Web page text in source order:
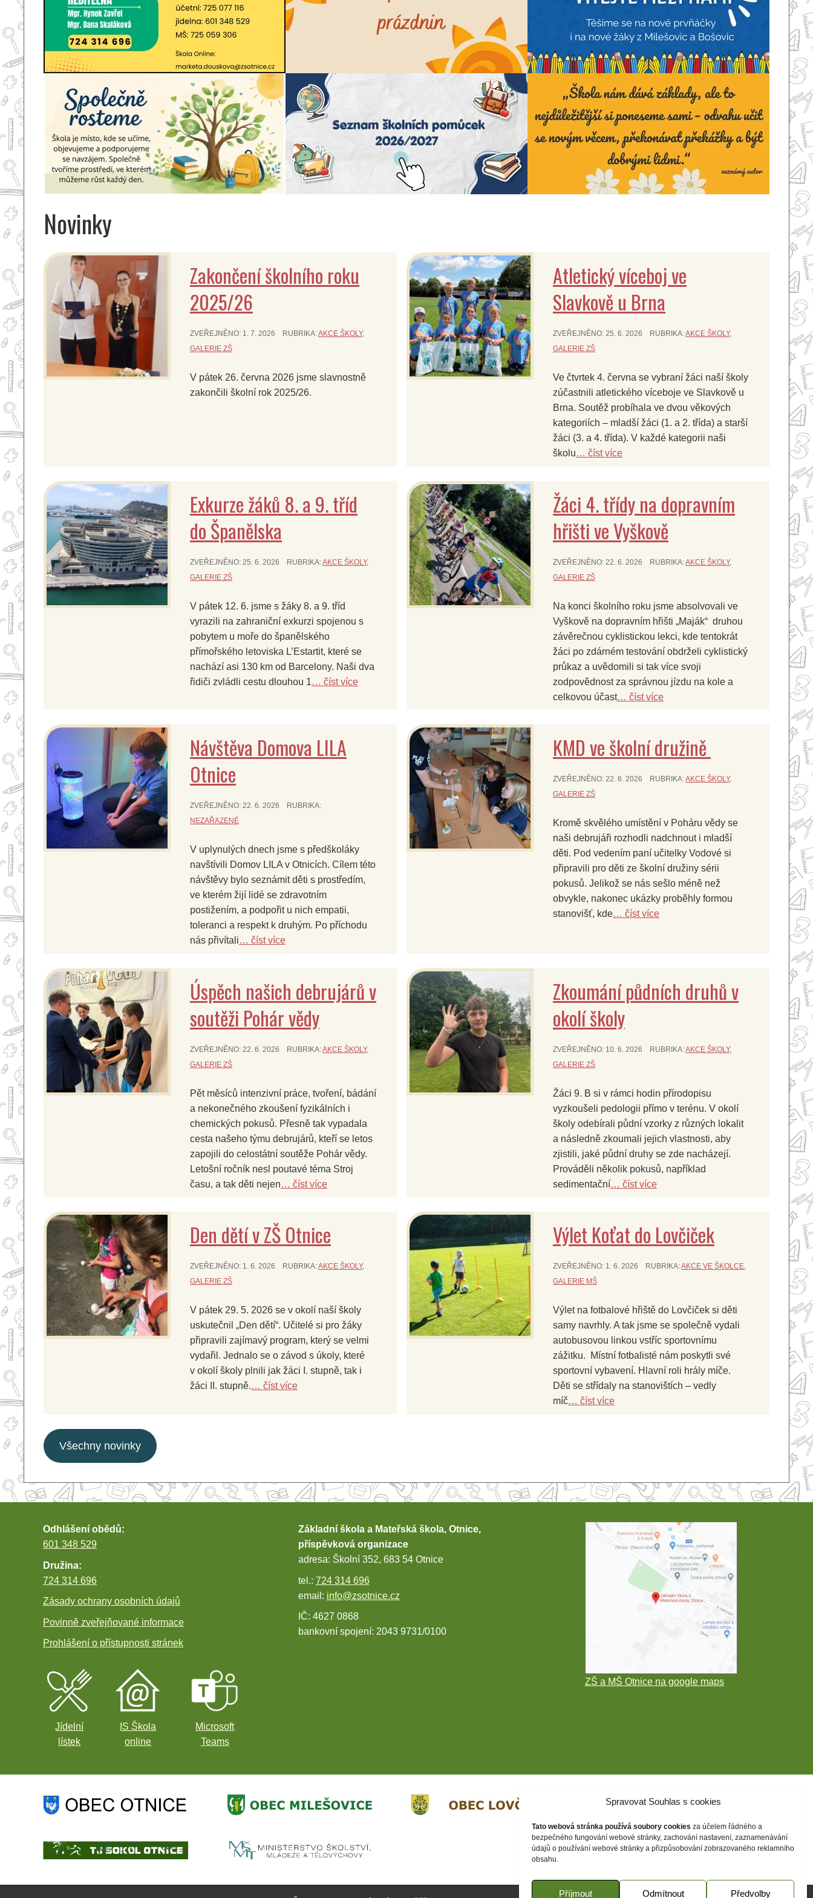
Spravovat Souhlas s cookies
Tato webová stránka používá soubory cookies za účelem řádného a
bezpečného fungování webové stránky, zachování nastavení, zaznamenávání
údajů o používání webové stránky a přizpůsobování zobrazovaného reklamního
obsahu.
Příjmout Odmítnout Předvolby
Novinky
Zakončení školního roku
2025/26
ZVEŘEJNĚNO: 1. 7. 2026 RUBRIKA:AKCE ŠKOLY,
GALERIE ZŠ
V pátek 26. června 2026 jsme slavnostně
zakončili školní rok 2025/26.
Atletický víceboj ve
Slavkově u Brna
ZVEŘEJNĚNO: 25. 6. 2026 RUBRIKA:AKCE ŠKOLY,
GALERIE ZŠ
Ve čtvrtek 4. června se vybraní žáci naší školy
zúčastnili atletického víceboje ve Slavkově u
Brna. Soutěž probíhala ve dvou věkových
kategoriích – mladší žáci (1. a 2. třída) a starší
žáci (3. a 4. třída). V každé kategorii naši
školu… číst více
Exkurze žáků 8. a 9. tříd
do Španělska
ZVEŘEJNĚNO: 25. 6. 2026 RUBRIKA:AKCE ŠKOLY,
GALERIE ZŠ
V pátek 12. 6. jsme s žáky 8. a 9. tříd
vyrazili na zahraniční exkurzi spojenou s
pobytem u moře do španělského
přímořského letoviska L’Estartit, které se
nachází asi 130 km od Barcelony. Naši dva
řidiči zvládli cestu dlouhou 1… číst více
Žáci 4. třídy na dopravním
hřišti ve Vyškově
ZVEŘEJNĚNO: 22. 6. 2026 RUBRIKA:AKCE ŠKOLY,
GALERIE ZŠ
Na konci školního roku jsme absolvovali ve
Vyškově na dopravním hřišti „Maják“ druhou
závěrečnou cyklistickou lekci, kde tentokrát
žáci po zdárném testování obdrželi cyklistický
průkaz a uvědomili si tak více svoji
zodpovědnost za správnou jízdu na kole a
celkovou účast… číst více
Návštěva Domova LILA
Otnice
ZVEŘEJNĚNO: 22. 6. 2026
RUBRIKA:
NEZAŘAZENÉ
V uplynulých dnech jsme s předškoláky
navštívili Domov LILA v Otnicích. Cílem této
návštěvy bylo seznámit děti s prostředím,
ve kterém žijí lidé se zdravotním
postižením, a podpořit u nich empatii,
toleranci a respekt k druhým. Po příchodu
nás přivítali… číst více
KMD ve školní družině
ZVEŘEJNĚNO: 22. 6. 2026 RUBRIKA:AKCE ŠKOLY,
GALERIE ZŠ
Kromě skvělého umístění v Poháru vědy se
naši debrujáři rozhodli nadchnout i mladší
děti. Pod vedením paní učitelky Vodové si
připravili pro děti ze školní družiny sérii
pokusů. Jelikož se nás sešlo méně než
obvykle, nakonec ukázky proběhly formou
stanovišť, kde… číst více
Úspěch našich debrujárů v
soutěži Pohár vědy
ZVEŘEJNĚNO: 22. 6. 2026 RUBRIKA:AKCE ŠKOLY,
GALERIE ZŠ
Pět měsíců intenzivní práce, tvoření, bádání
a nekonečného zkoušení fyzikálních i
chemických pokusů. Přesně tak vypadala
cesta našeho týmu debrujárů, kteří se letos
zapojili do celostátní soutěže Pohár vědy.
Letošní ročník nesl poutavé téma Stroj
času, a tak děti nejen… číst více
Zkoumání půdních druhů v
okolí školy
ZVEŘEJNĚNO: 10. 6. 2026 RUBRIKA:AKCE ŠKOLY,
GALERIE ZŠ
Žáci 9. B si v rámci hodin přírodopisu
vyzkoušeli pedologii přímo v terénu. V okolí
školy odebírali půdní vzorky z různých lokalit
a následně zkoumali jejich vlastnosti, aby
zjistili, jaké půdní druhy se zde nacházejí.
Prováděli několik pokusů, například
sedimentační… číst více
Den dětí v ZŠ Otnice
ZVEŘEJNĚNO: 1. 6. 2026 RUBRIKA:AKCE ŠKOLY,
GALERIE ZŠ
V pátek 29. 5. 2026 se v okolí naší školy
uskutečnil „Den dětí“. Učitelé si pro žáky
připravili zajímavý program, který se velmi
vydařil. Jednalo se o závod s úkoly, které
v okolí školy plnili jak žáci I. stupně, tak i
žáci II. stupně.… číst více
Výlet Koťat do Lovčiček
ZVEŘEJNĚNO: 1. 6. 2026 RUBRIKA:AKCE VE ŠKOLCE,
GALERIE MŠ
Výlet na fotbalové hřiště do Lovčiček si děti
samy navrhly. A tak jsme se společně vydali
autobusovou linkou vstříc sportovnímu
zážitku. Místní fotbalisté nám poskytli své
sportovní vybavení. Hlavní roli hrály míče.
Děti se střídaly na stanovištích – vedly
míč… číst více
Všechny novinky
Odhlášení obědů:
601 348 529
Družina:
724 314 696
Zásady ochrany osobních údajů
Povinně zveřejňované informace
Prohlášení o přístupnosti stránek
Jídelní
lístek
IS Škola
online
Microsoft
Teams
Základní škola a Mateřská škola, Otnice,
příspěvková organizace
adresa: Školní 352, 683 54 Otnice
tel.: 724 314 696
email: info@zsotnice.cz
IČ: 4627 0868
bankovní spojení: 2043 9731/0100
ZŠ a MŠ Otnice na google maps